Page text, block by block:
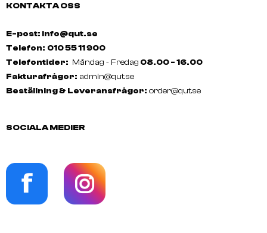
KONTAKTA OSS
E-post: info@qut.se
Telefon: 010 55 11 900
Telefontider: Måndag - Fredag 08.00 - 16.00
Fakturafrågor: admin@qut.se
Beställning & Leveransfrågor: order@qut.se
SOCIALA MEDIER